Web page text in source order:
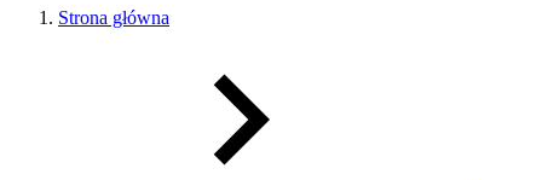
Strona główna